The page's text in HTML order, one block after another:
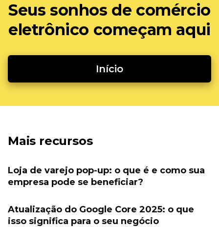
Seus sonhos de comércio
eletrônico começam aqui
Início
Mais recursos
Loja de varejo pop-up: o que é e como sua
empresa pode se beneficiar?
Atualização do Google Core 2025: o que
isso significa para o seu negócio